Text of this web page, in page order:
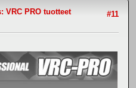
#11
VRC PRO tuotteet